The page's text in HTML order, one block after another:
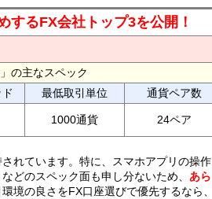
するFX会社トップ3を公開！
の主なスペック
最低取引単位
通貨ペア数
1000通貨 24ペア
れています。特に、スマホアプリの操作
どのスペック面も申し分ないため、 あら
境の良さをFX口座選びで優先するなら、